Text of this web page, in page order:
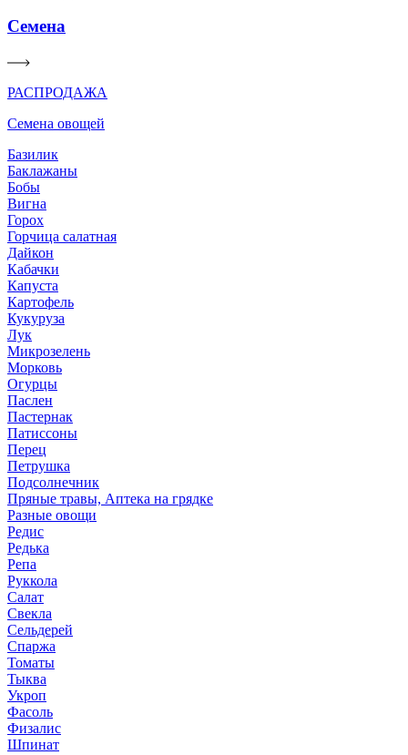
Семена
РАСПРОДАЖА
Семена овощей
Базилик
Баклажаны
Бобы
Вигна
Горох
Горчица салатная
Дайкон
Кабачки
Капуста
Картофель
Кукуруза
Лук
Микрозелень
Морковь
Огурцы
Паслен
Пастернак
Патиссоны
Перец
Петрушка
Подсолнечник
Пряные травы, Аптека на грядке
Разные овощи
Редис
Редька
Репа
Руккола
Салат
Свекла
Сельдерей
Спаржа
Томаты
Тыква
Укроп
Фасоль
Физалис
Шпинат